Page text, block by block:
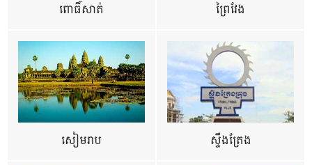
ពោធិ៍សាត់ ព្រៃវែង
សៀមរាប ស្ទឹងត្រែង